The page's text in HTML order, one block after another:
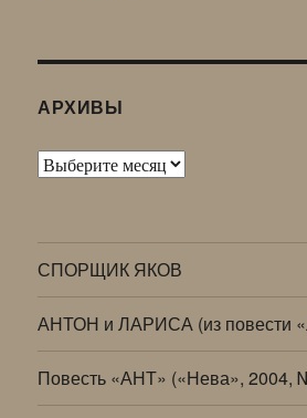
АРХИВЫ
Архивы
СПОРЩИК ЯКОВ
АНТОН и ЛАРИСА (из повести
Повесть «АНТ» («Нева», 2004,